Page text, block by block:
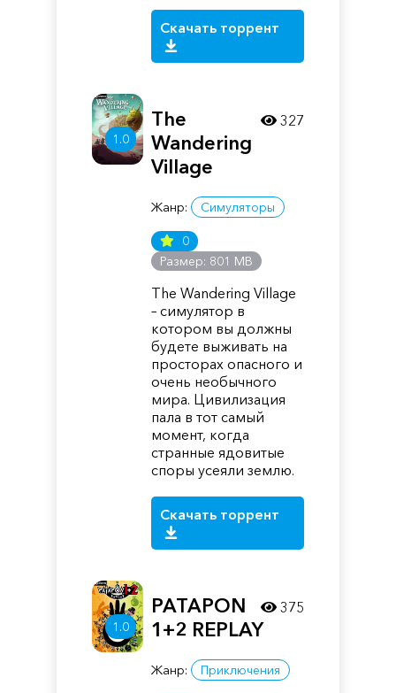
Скачать торрент
1.0
The
Wandering
Village
Жанр: Симуляторы
0
Размер: 801 MB
The Wandering Village
– симулятор в
котором вы должны
будете выживать на
просторах опасного и
очень необычного
мира. Цивилизация
пала в тот самый
момент, когда
странные ядовитые
споры усеяли землю.
Скачать торрент
327
1.0
PATAPON
1+2 REPLAY
Жанр: Приключения
375